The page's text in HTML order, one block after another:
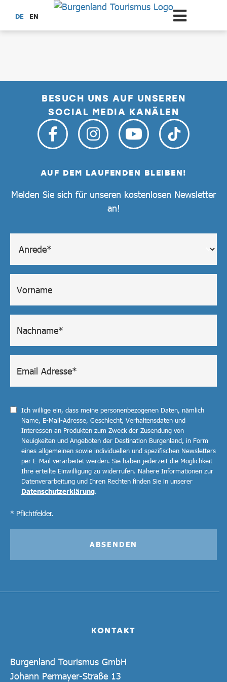
Zum Hauptinhalt springen
DE EN
BESUCH UNS AUF UNSEREN
SOCIAL MEDIA KANÄLEN
KONTAKT
Burgenland Tourismus GmbH
Johann Permayer-Straße 13
AUF DEM LAUFENDEN BLEIBEN!
Melden Sie sich für unseren kostenlosen Newsletter
an!
Ich willige ein, dass meine personenbezogenen Daten, nämlich
Name, E-Mail-Adresse, Geschlecht, Verhaltensdaten und
Interessen an Produkten zum Zweck der Zusendung von
Neuigkeiten und Angeboten der Destination Burgenland, in Form
eines allgemeinen sowie individuellen und spezifischen Newsletters
per E-Mail verarbeitet werden. Sie haben jederzeit die Möglichkeit
Ihre erteilte Einwilligung zu widerrufen. Nähere Informationen zur
Datenverarbeitung und Ihren Rechten finden Sie in unserer
Datenschutzerklärung.
* Pflichtfelder.
ABSENDEN